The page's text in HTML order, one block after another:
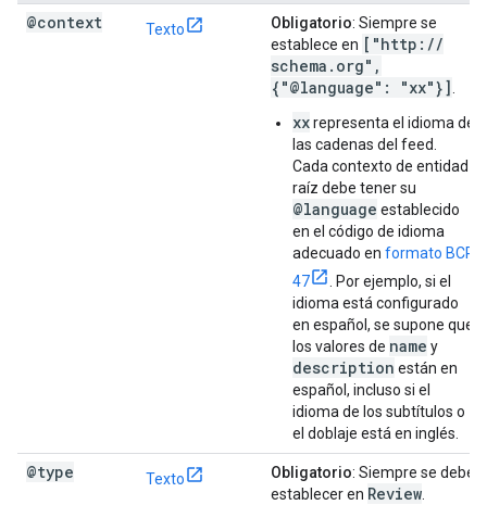
@context Texto Obligatorio: Siempre se
establece en ["http: //
schema . org" ,
{"@language": "xx"}]
xxrepresenta el idioma de
las cadenas del feed.
Cada contexto de entidad
raíz debe tener su
@language establecido
en el código de idioma
adecuado en formato BCP
47
. Por ejemplo, si el
idioma está configurado
en español, se supone que
los valores de name y
description están en
español, incluso si el
idioma de los subtítulos o
el doblaje está en inglés.
@type Texto Obligatorio: Siempre se debe
establecer en Review